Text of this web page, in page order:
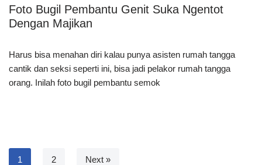
Foto Bugil Pembantu Genit Suka Ngentot
Dengan Majikan
Harus bisa menahan diri kalau punya asisten rumah tangga
cantik dan seksi seperti ini, bisa jadi pelakor rumah tangga
orang. Inilah foto bugil pembantu semok
1 2 Next »